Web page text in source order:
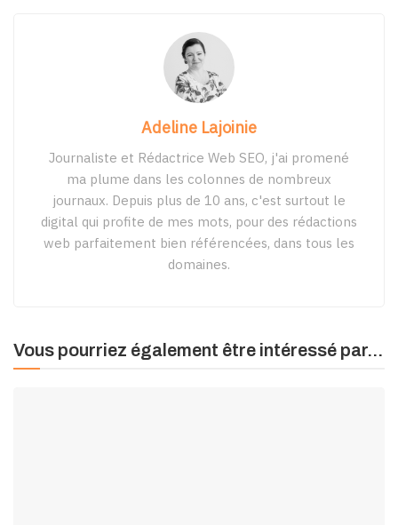
Adeline Lajoinie
Journaliste et Rédactrice Web SEO, j'ai promené
ma plume dans les colonnes de nombreux
journaux. Depuis plus de 10 ans, c'est surtout le
digital qui profite de mes mots, pour des rédactions
web parfaitement bien référencées, dans tous les
domaines.
Vous pourriez également être intéressé par...